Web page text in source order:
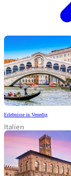
Erlebnisse in Venedig
Italien